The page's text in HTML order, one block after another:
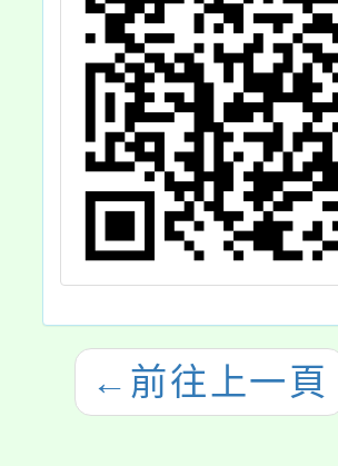
← 前往上一頁